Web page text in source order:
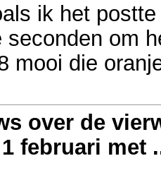
ik het
seconden om
mooi die
over de
februari met